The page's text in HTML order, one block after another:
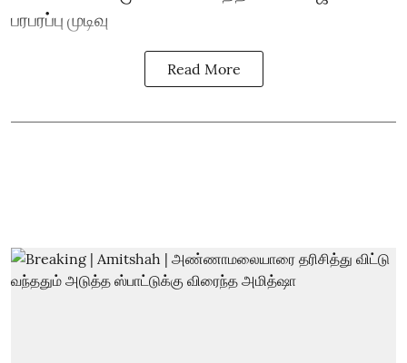
பரபரப்பு முடிவு
Read More